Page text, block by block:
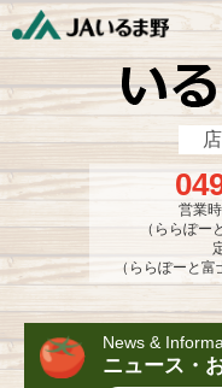
営業
（ららぽー
（ららぽーと
News &
ニュース・